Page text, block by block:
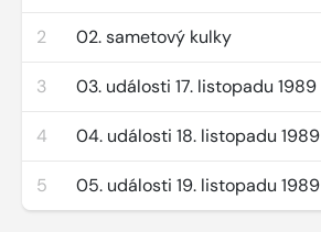
2 02. sametový kulky
3 03. události 17. listopadu 1989
4 04. události 18. listopadu 1989
5 05. události 19. listopadu 1989